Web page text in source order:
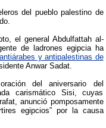
del pueblo palestino de
el general Abdulfattah al-
de ladrones egipcia ha
y antipalestinas de
Anwar Sadat.
del aniversario del
carismático Sisi, cuyas
anunció pomposamente
egipcios” por la causa